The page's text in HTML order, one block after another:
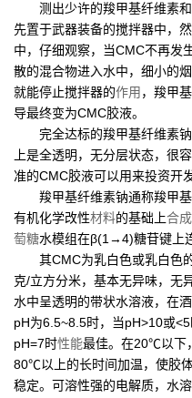
测出少许的羧甲基纤维素和
先置于武器装备的搅拌器中，
中，仔细观察，当CMC不再发
散的混合物进入水中，细小的
就能停止搅拌器的作用 ，羧甲
导最终变为CMC胶液。
完全达标的羧甲基纤维素钠
上是全透明，无分层状态，很
准的CMC胶液可以用来投资开
羧甲基纤维素钠通称羧甲基
有机化学改性材料的基础上合成
萄糖水模组在β(1→4)糖苷键上
其CMC为乳白色或乳白色
克/立方分米，基本无异味，无
水中呈透明的带状水溶液，在
pH为6.5~8.5时，当pH>10或
pH=7时性能最佳。在20℃以下
80℃以上的长时间加温，使胶
稳定。可溶性强的电解质，水